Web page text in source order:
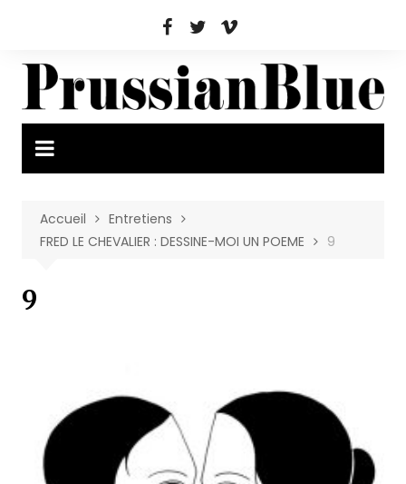
Accueil
Entretiens
FRED LE CHEVALIER : DESSINE-MOI UN POEME
9
9